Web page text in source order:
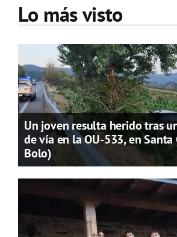
Lo más visto
Un joven resulta herido tras
de vía en la OU-533, en Santa
Bolo)